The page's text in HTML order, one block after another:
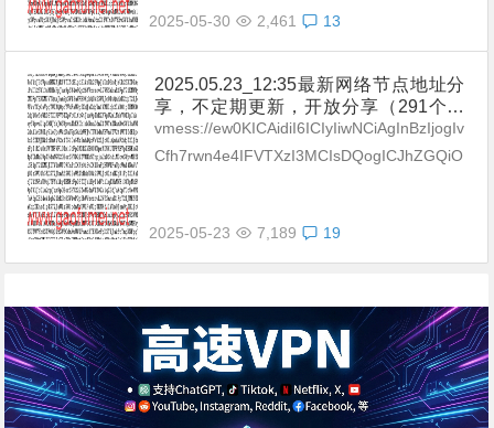
R）不断努力提高更新频率和数量。
2025-05-30 2,461 13
2025.05.23_12:35最新网络节点地址分
享，不定期更新，开放分享（291个网
络免费节点香港|日本|韩国|新加坡|台湾|
马来西亚|美国|德国|澳大利亚|英国|法国|
R）不断努力提高更新频率和数量。
vmess://ew0KICAidiI6ICIyIiwNCiAgInBzIjogIv
Cfh7rwn4e4IFVTXzI3MCIsDQogICJhZGQiO
2025-05-23 7,189 19